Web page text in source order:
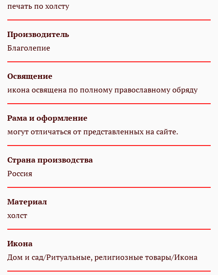
печать по холсту
Производитель
Благолепие
Освящение
икона освящена по полному православному обряду
Рама и оформление
могут отличаться от представленных на сайте.
Страна производства
Россия
Материал
холст
Икона
Дом и сад/Ритуальные, религиозные товары/Икона